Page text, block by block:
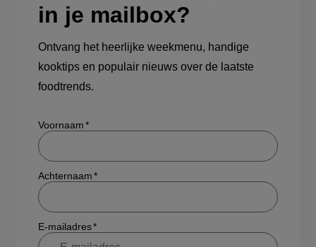
in je mailbox?
Ontvang het heerlijke weekmenu, handige
kooktips en populair nieuws over de laatste
foodtrends.
Show/hide
Voornaam
Achternaam
E-mailadres